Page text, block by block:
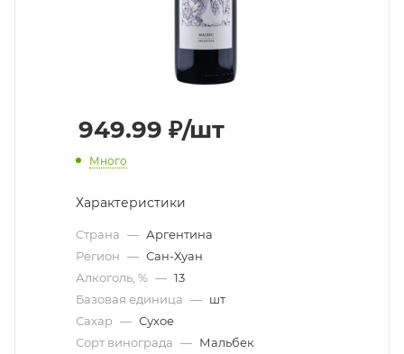
949.99 ₽/шт
Много
Характеристики
Страна — Аргентина
Регион — Сан-Хуан
Алкоголь, % — 13
Базовая единица — шт
Сахар — Сухое
Сорт винограда — Мальбек